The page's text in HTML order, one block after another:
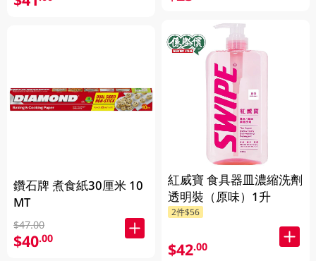
鑽石牌 煮食紙30厘米 10
MT
$47.00
$40.00
紅威寶 食具器皿濃縮洗劑
透明裝（原味）1升
2件$56
$42.00